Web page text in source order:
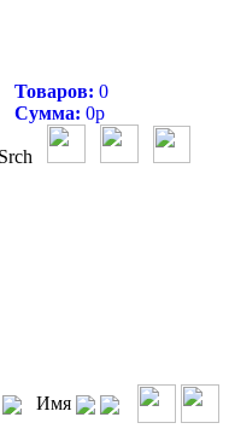
Товаров: 0
Сумма: 0р
Имя